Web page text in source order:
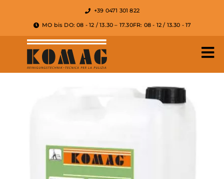
+39 0471 301 822
MO bis DO: 08 - 12 / 13.30 – 17.30FR: 08 - 12 / 13.30 - 17